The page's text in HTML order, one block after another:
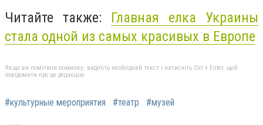
Читайте также: Главная елка Украины
стала одной из самых красивых в Европе
Якщо ви помітили помилку, виділіть необхідний текст і натисніть Ctrl + Enter, щоб
повідомити про це редакцію
#культурные мероприятия #театр #музей